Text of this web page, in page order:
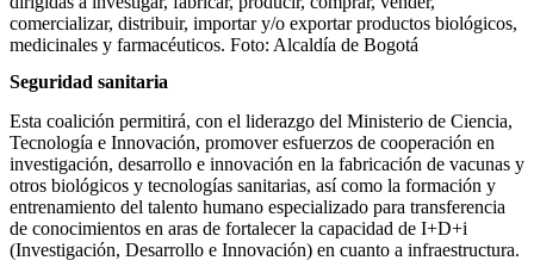
comercializar, distribuir, importar y/o exportar productos biológicos,
medicinales y farmacéuticos. Foto: Alcaldía de Bogotá
Seguridad sanitaria
Esta coalición permitirá, con el liderazgo del Ministerio de Ciencia,
Tecnología e Innovación, promover esfuerzos de cooperación en
investigación, desarrollo e innovación en la fabricación de vacunas y
otros biológicos y tecnologías sanitarias, así como la formación y
entrenamiento del talento humano especializado para transferencia
de conocimientos en aras de fortalecer la capacidad de I+D+i
(Investigación, Desarrollo e Innovación) en cuanto a infraestructura.